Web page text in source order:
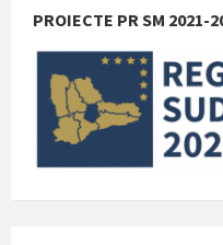
PROIECTE PR SM 2021-